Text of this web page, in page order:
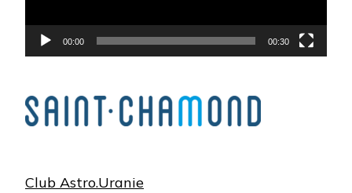
00:00 00:30
Club Astro.Uranie